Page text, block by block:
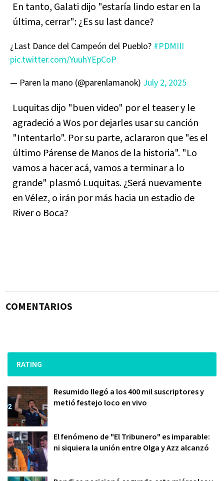
En tanto, Galati dijo "estaría lindo estar en la
última, cerrar": ¿Es su last dance?
¿Last Dance del Campeón del Pueblo? #PDMIII
pic.twitter.com/YuuhYEpCoP
— Paren la mano (@parenlamanok) July 2, 2025
Luquitas dijo "buen video" por el teaser y le
agradeció a Wos por dejarles usar su canción
"Intentarlo". Por su parte, aclararon que "es el
último Párense de Manos de la historia". "Lo
vamos a hacer acá, vamos a terminar a lo
grande" plasmó Luquitas. ¿Será nuevamente
en Vélez, o irán por más hacia un estadio de
River o Boca?
COMENTARIOS
RATING
Resumido llegó a los 400 mil suscriptores y
metió festejo loco en vivo
El fenómeno de "El Tribunero" es imparable:
ni siquiera la unión entre Olga y Azz alcanzó